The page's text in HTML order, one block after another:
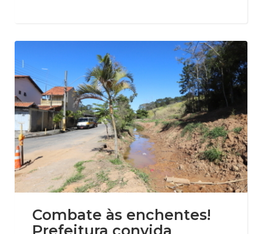
Combate às enchentes!